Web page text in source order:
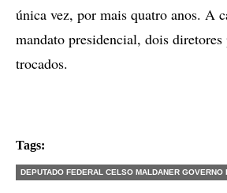
única vez, por mais quatro anos. A
mandato presidencial, dois diretores
trocados.
Tags:
DEPUTADO FEDERAL CELSO MALDANER GOVERNO